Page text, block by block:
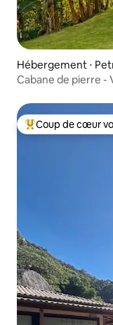
Hébergement ⋅
Cabane de pierre -
Coups de cœur
Coup de cœur